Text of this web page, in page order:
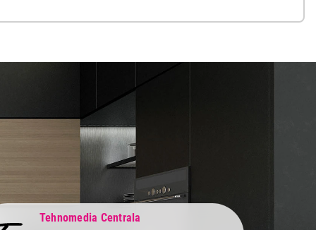
koji donose vrhunsku rezoluciju i kristalno jasne
ti olakšati štampanje i digitalizaciju dokumenata,
rešenje da zadovoljimo sve tvoje potrebe - veća
IT uređaj za svoje potrebe po akcijskim cenama. Uđi u
smo odlične cene, svakodnevne akcije i popuste
brzo i sigurno na kućnu adresu bez skrivenih troškova.
Tehnomedia Centrala